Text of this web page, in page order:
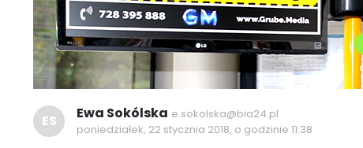
ES Ewa Sokólska e.sokolska@bia24.pl
poniedziałek, 22 stycznia 2018, o godzinie 11:38